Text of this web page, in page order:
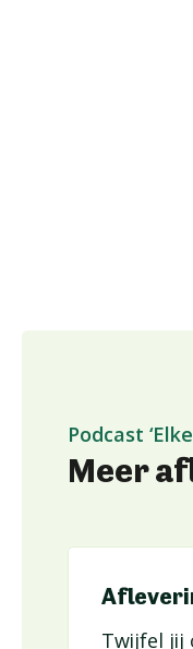
Meer
Podcast
Twijfel jij